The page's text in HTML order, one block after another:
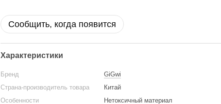
Сообщить, когда появится
Характеристики
Бренд
GiGwi
Страна-производитель товара
Китай
Особенности
Нетоксичный материал